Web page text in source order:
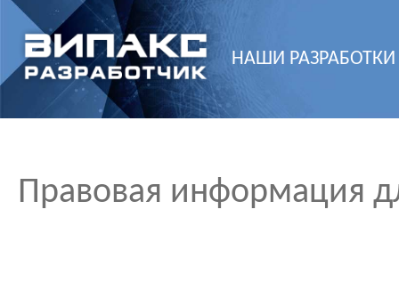
НАШИ РАЗРАБОТКИ
Правовая информация